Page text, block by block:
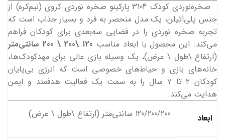
صخره‌نوردی کودک 3104 پارکینو صخره نوردی کروی (نیم‌کره) از
جنس پلی‌اتیلن، یک مدل منحصر به فرد و بسیار جذاب است که
تجربه صخره نوردی را در فضایی سه‌بعدی برای کودکان فراهم
می‌کند. این محصول با ابعاد مناسب 120 \200 \ 200 سانتی‌متر
(ارتفاع \طول \ عرض)، یک وسیله بازی عالی برای مهدکودک‌ها،
خانه‌های بازی و حیاط‌های خصوصی است که انرژی بی‌پایان
کودکان ۲ تا ۷ سال را به سمت یک فعالیت هدفمند و ایمن
هدایت می‌کند.
ابعاد
120/200/200 سانتی‌متر (ارتفاع \طول \ عرض)